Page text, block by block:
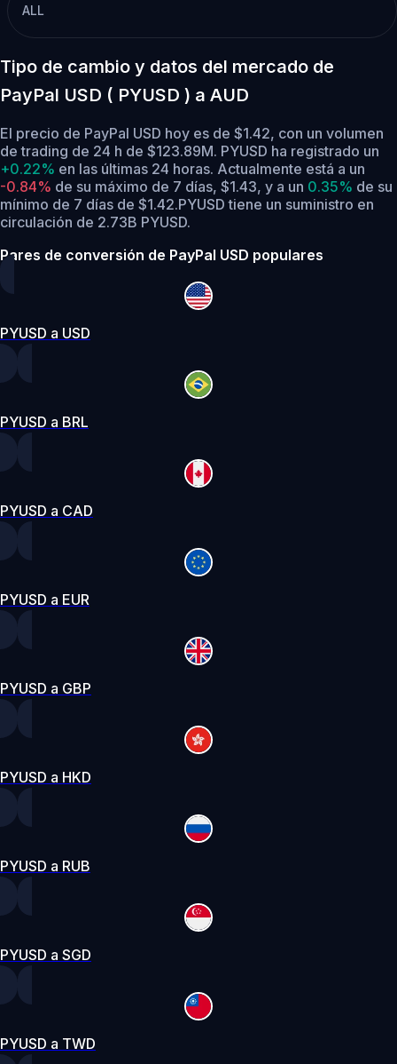
ALL
Tipo de cambio y datos del mercado de
PayPal USD ( PYUSD ) a AUD
El precio de PayPal USD hoy es de $1.42, con un volumen
de trading de 24 h de $123.89M. PYUSD ha registrado un
+0.22% en las últimas 24 horas. Actualmente está a un
-0.84% de su máximo de 7 días, $1.43, y a un 0.35% de su
mínimo de 7 días de $1.42.PYUSD tiene un suministro en
circulación de 2.73B PYUSD.
Pares de conversión de PayPal USD populares
PYUSD a USD
PYUSD a BRL
PYUSD a CAD
PYUSD a EUR
PYUSD a GBP
PYUSD a HKD
PYUSD a RUB
PYUSD a SGD
PYUSD a TWD